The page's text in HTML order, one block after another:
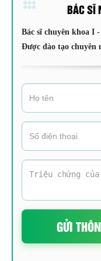
BÁC SĨ
Bác sĩ chuyên khoa I
Được đào tạo chuyên
GỬI